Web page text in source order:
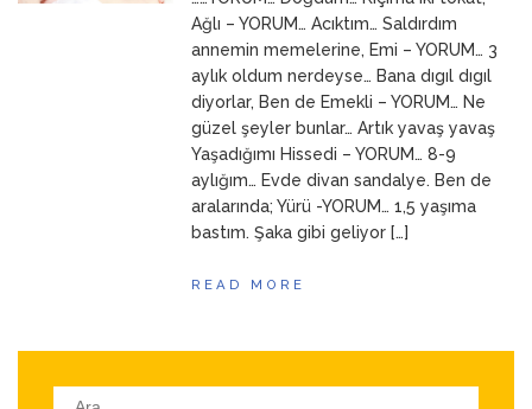
ANNEMAğlı – YORUM… Acıktım… Saldırdım
annemin memelerine, Emi – YORUM… 3
aylık oldum nerdeyse… Bana dıgıl dıgıl
diyorlar, Ben de Emekli – YORUM… Ne
güzel şeyler bunlar… Artık yavaş yavaş
Yaşadığımı Hissedi – YORUM… 8-9
aylığım… Evde divan sandalye. Ben de
aralarında; Yürü -YORUM… 1,5 yaşıma
bastım. Şaka gibi geliyor […]
READ MORE
Arama: